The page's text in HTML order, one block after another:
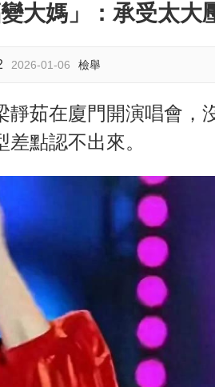
變大媽」：承受太大
2026-01-06 檢舉
靜茹在廈門開演唱會，
差點認不出來。